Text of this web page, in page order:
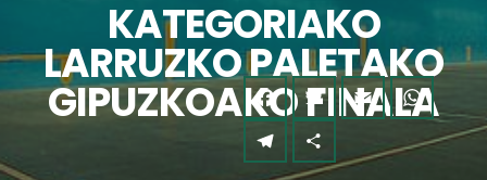
KATEGORIAKO
LARRUZKO PALETAKO
GIPUZKOAKO FINALA